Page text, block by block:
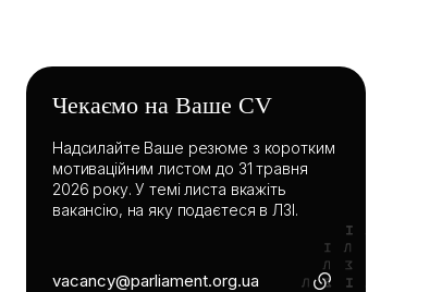
Чекаємо на Ваше CV
Надсилайте Ваше резюме з коротким
мотиваційним листом до 31 травня
2026 року. У темі листа вкажіть
вакансію, на яку подаєтеся в ЛЗІ.
vacancy@parliament.org.ua